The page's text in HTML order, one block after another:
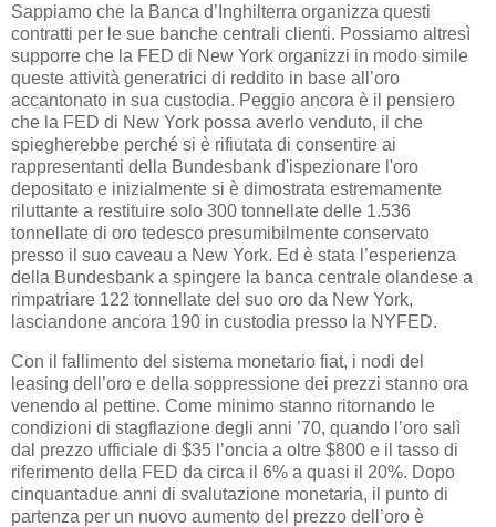
Sappiamo che la Banca d’Inghilterra organizza questi
contratti per le sue banche centrali clienti. Possiamo altresì
supporre che la FED di New York organizzi in modo simile
queste attività generatrici di reddito in base all’oro
accantonato in sua custodia. Peggio ancora è il pensiero
che la FED di New York possa averlo venduto, il che
spiegherebbe perché si è rifiutata di consentire ai
rappresentanti della Bundesbank d'ispezionare l'oro
depositato e inizialmente si è dimostrata estremamente
riluttante a restituire solo 300 tonnellate delle 1.536
tonnellate di oro tedesco presumibilmente conservato
presso il suo caveau a New York. Ed è stata l’esperienza
della Bundesbank a spingere la banca centrale olandese a
rimpatriare 122 tonnellate del suo oro da New York,
lasciandone ancora 190 in custodia presso la NYFED.
Con il fallimento del sistema monetario fiat, i nodi del
leasing dell’oro e della soppressione dei prezzi stanno ora
venendo al pettine. Come minimo stanno ritornando le
condizioni di stagflazione degli anni ’70, quando l’oro salì
dal prezzo ufficiale di $35 l’oncia a oltre $800 e il tasso di
riferimento della FED da circa il 6% a quasi il 20%. Dopo
cinquantadue anni di svalutazione monetaria, il punto di
partenza per un nuovo aumento del prezzo dell’oro è